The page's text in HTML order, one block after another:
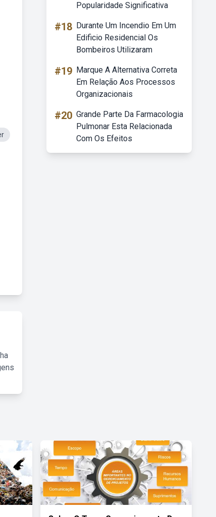
Popularidade Significativa
#18 Durante Um Incendio Em Um
Edificio Residencial Os
Bombeiros Utilizaram
#19 Marque A Alternativa Correta
Em Relação Aos Processos
Organizacionais
#20 Grande Parte Da Farmacologia
Pulmonar Esta Relacionada
Com Os Efeitos